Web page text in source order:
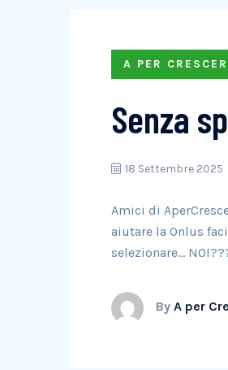
A PER
Senza
18 Settembre 2025
Amici di
aiutare la Onlus
selezionare…
By A per